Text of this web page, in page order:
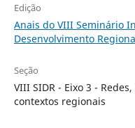
Edição
Anais do VIII Seminário
Desenvolvimento
Seção
VIII SIDR - Eixo 3 -
contextos regionais